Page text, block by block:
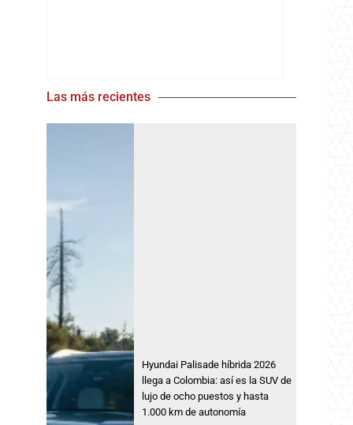
Las más recientes
Hyundai Palisade híbrida 2026
llega a Colombia: así es la SUV de
lujo de ocho puestos y hasta
1.000 km de autonomía